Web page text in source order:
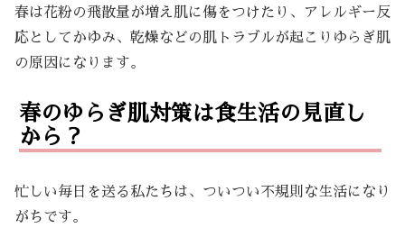
春は花粉の飛散量が増え肌に傷をつけたり、アレルギー反
応としてかゆみ、乾燥などの肌トラブルが起こりゆらぎ肌
の原因になります。
春のゆらぎ肌対策は食生活の見直し
から？
忙しい毎日を送る私たちは、ついつい不規則な生活になり
がちです。